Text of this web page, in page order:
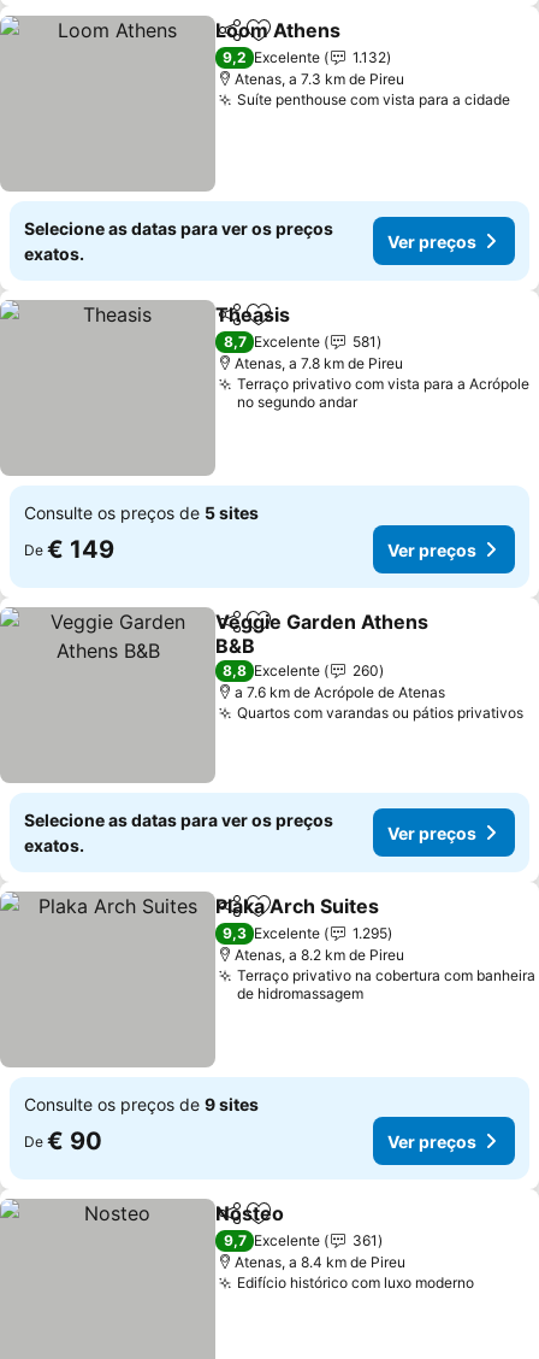
PartilharAdicionar aos favoritos
Loom Athens
9,2 Excelente
1.132
Atenas, a 7.3 km de Pireu
Suíte penthouse com vista para a cidade
Selecione as datas para ver os preços
exatos.
Ver preços
PartilharAdicionar aos favoritos
Theasis
8,7 Excelente
581
Atenas, a 7.8 km de Pireu
Terraço privativo com vista para a Acrópole
no segundo andar
Consulte os preços de 5 sites
De € 149 Ver preços
PartilharAdicionar aos favoritos
Veggie Garden Athens
B&B
Ver preços
8,8 Excelente
260
a 7.6 km de Acrópole de Atenas
Quartos com varandas ou pátios privativos
Selecione as datas para ver os preços
exatos.
Ver preços
PartilharAdicionar aos favoritos
Plaka Arch Suites
9,3 Excelente
1.295
Atenas, a 8.2 km de Pireu
Terraço privativo na cobertura com banheira
de hidromassagem
Consulte os preços de 9 sites
De € 90 Ver preços
PartilharAdicionar aos favoritos
Nosteo
9,7 Excelente
361
Atenas, a 8.4 km de Pireu
Edifício histórico com luxo modernoVer